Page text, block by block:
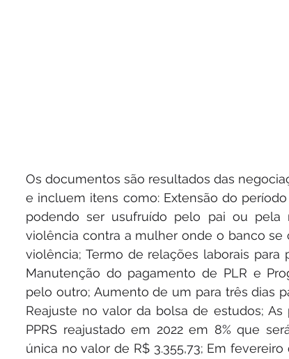
Os documentos são resultados das
e incluem itens como: Extensão do
podendo ser usufruído pelo pai ou
violência contra a mulher onde o banco
violência; Termo de relações laborais
Manutenção do pagamento de PLR e
pelo outro; Aumento de um para três dias
Reajuste no valor da bolsa de estudos;
PPRS reajustado em 2022 em 8% que
única no valor de R$ 3.355,73; Em